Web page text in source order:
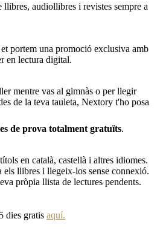
audiollibres i revistes sempre a
portem una promoció exclusiva amb
en lectura digital.
mentre vas al gimnàs o per llegir
de la teva tauleta, Nextory t'ho posa
de prova totalment gratuïts.
en català, castellà i altres idiomes.
els llibres i llegeix-los sense connexió.
pròpia llista de lectures pendents.
dies gratis aquí.